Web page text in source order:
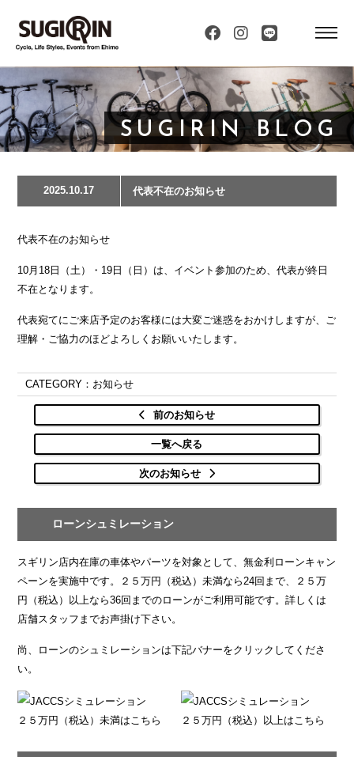
SUGIRIN BLOG
2025.10.17 代表不在のお知らせ
代表不在のお知らせ
10月18日（土）・19日（日）は、イベント参加のため、代表が終日
不在となります。
代表宛てにご来店予定のお客様には大変ご迷惑をおかけしますが、ご
理解・ご協力のほどよろしくお願いいたします。
CATEGORY：お知らせ
前のお知らせ
一覧へ戻る
次のお知らせ
ローンシュミレーション
スギリン店内在庫の車体やパーツを対象として、無金利ローンキャン
ペーンを実施中です。２５万円（税込）未満なら24回まで、２５万
円（税込）以上なら36回までのローンがご利用可能です。詳しくは
店舗スタッフまでお声掛け下さい。
尚、ローンのシュミレーションは下記バナーをクリックしてくださ
い。
２５万円（税込）未満はこちら ２５万円（税込）以上はこちら